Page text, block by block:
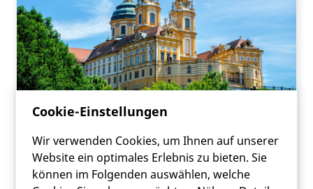
Cookie-Einstellungen
Wir verwenden Cookies, um Ihnen auf unserer
Website ein optimales Erlebnis zu bieten. Sie
können im Folgenden auswählen, welche
ANFRAGE